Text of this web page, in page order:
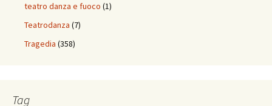
teatro danza e fuoco (1)
Teatrodanza (7)
Tragedia (358)
Tag